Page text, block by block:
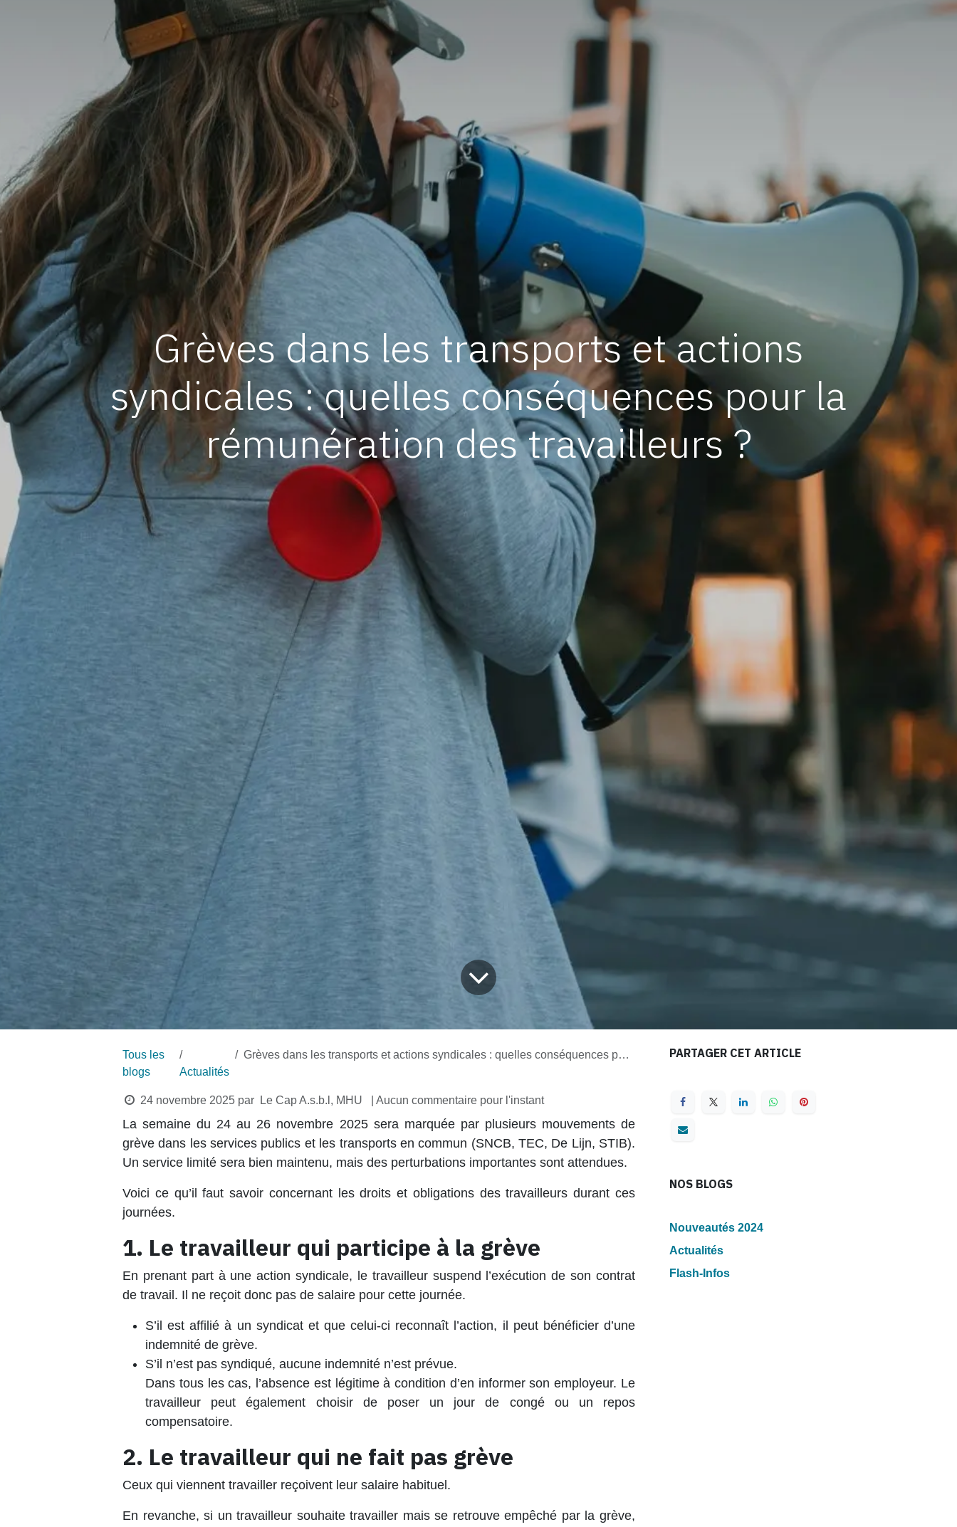
Grèves dans les transports et actions
syndicales : quelles conséquences pour la
rémunération des travailleurs ?
Tous les
blogs
Actualités
Grèves dans les transports et actions syndicales : quelles conséquences pour la rémunération des travailleurs ?
24 novembre 2025 par Le Cap A.s.b.l, MHU | Aucun commentaire pour l'instant
La semaine du 24 au 26 novembre 2025sera marquée par plusieurs mouvements de
grève dans les services publics et les transports en commun (SNCB, TEC, De Lijn, STIB).
Un service limité sera bien maintenu, mais des perturbations importantes sont attendues.
Voici ce qu’il faut savoir concernant les droits et obligations des travailleurs durant ces
journées.
1. Le travailleur qui participe à la grève
En prenant part à une action syndicale, le travailleur suspend l’exécution de son contrat
de travail . Il ne reçoit donc pas de salaire pour cette journée.
S’il estaffilié à un syndicatet que celui-ci reconnaît l’action, il peut bénéficier d’une
indemnité de grève.
S’il n’est pas syndiqué, aucune indemnité n’est prévue.
Dans tous les cas, l’absence est légitime à condition d’en informer son employeur. Le
travailleur peut également choisir de poser un jour de congéou un repos
compensatoire.
2. Le travailleur qui ne fait pas grève
Ceux qui viennent travailler reçoivent leur salaire habituel .
En revanche, si un travailleur souhaite travailler mais se retrouveempêché par la grève,
PARTAGER CET ARTICLE
NOS BLOGS
Nouveautés 2024
Actualités
Flash-Infos